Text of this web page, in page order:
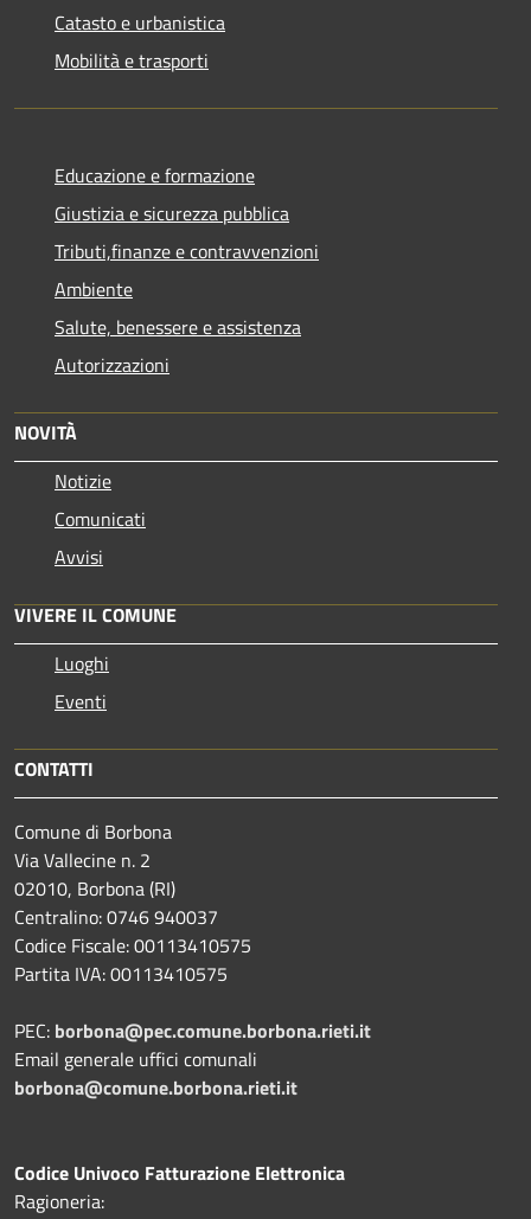
Catasto e urbanistica
Mobilità e trasporti
Educazione e formazione
Giustizia e sicurezza pubblica
Tributi,finanze e contravvenzioni
Ambiente
Salute, benessere e assistenza
Autorizzazioni
NOVITÀ
Notizie
Comunicati
Avvisi
VIVERE IL COMUNE
Luoghi
Eventi
CONTATTI
Comune di Borbona
Via Vallecine n. 2
02010, Borbona (RI)
Centralino: 0746 940037
Codice Fiscale: 00113410575
Partita IVA: 00113410575
PEC: borbona@pec.comune.borbona.rieti.it
Email generale uffici comunali
borbona@comune.borbona.rieti.it
Codice Univoco Fatturazione Elettronica
Ragioneria: